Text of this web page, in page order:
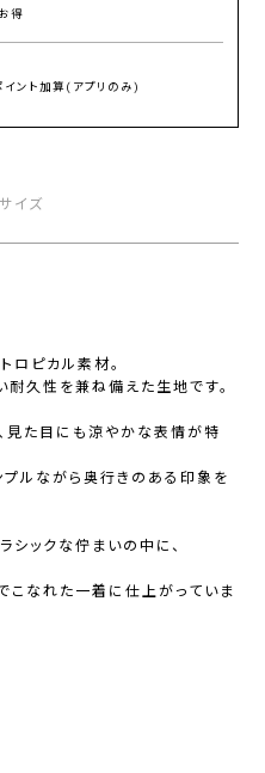
得
イント加算(アプリのみ)
イズ
ロピカル素材。
耐久性を兼ね備えた生地です。
見た目にも涼やかな表情が特
プルながら奥行きのある印象を
シックな佇まいの中に、
こなれた一着に仕上がっていま